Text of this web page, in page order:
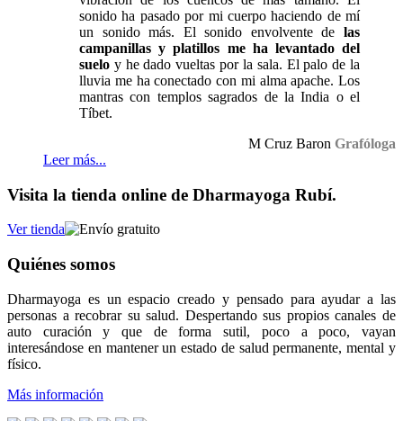
sonido ha pasado por mi cuerpo haciendo de mí
un sonido más. El sonido envolvente de las
campanillas y platillos me ha levantado del
suelo y he dado vueltas por la sala. El palo de la
lluvia me ha conectado con mi alma apache. Los
mantras con templos sagrados de la India o el
Tíbet.
M Cruz Baron Grafóloga
Leer más...
Visita la tienda online de Dharmayoga Rubí.
Ver tienda
Quiénes somos
Dharmayoga es un espacio creado y pensado para ayudar a las
personas a recobrar su salud. Despertando sus propios canales de
auto curación y que de forma sutil, poco a poco, vayan
interesándose en mantener un estado de salud permanente, mental y
físico.
Más información